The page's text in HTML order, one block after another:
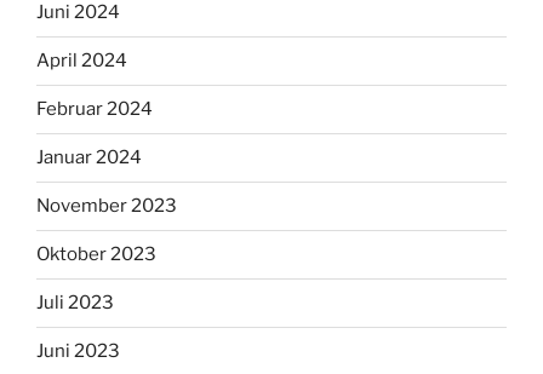
Juni 2024
April 2024
Februar 2024
Januar 2024
November 2023
Oktober 2023
Juli 2023
Juni 2023